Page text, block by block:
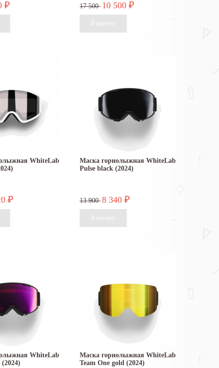
₽ 17 500 10 500 ₽
WhiteLab
₽
Маска горнолыжная WhiteLab
Pulse black (2024)
13 900 8 340 ₽
WhiteLab
Маска горнолыжная WhiteLab
Team One gold (2024)